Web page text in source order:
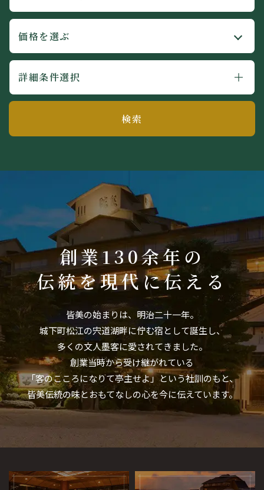
詳細条件選択
検索
創業130余年の
伝統を現代に伝える
皆美の始まりは、明治二十一年。
城下町松江の宍道湖畔に佇む宿として誕生し、
多くの文人墨客に愛されてきました。
創業当時から受け継がれている
「客のこころになりて亭主せよ」という社訓のもと、
皆美伝統の味とおもてなしの心を今に伝えています。